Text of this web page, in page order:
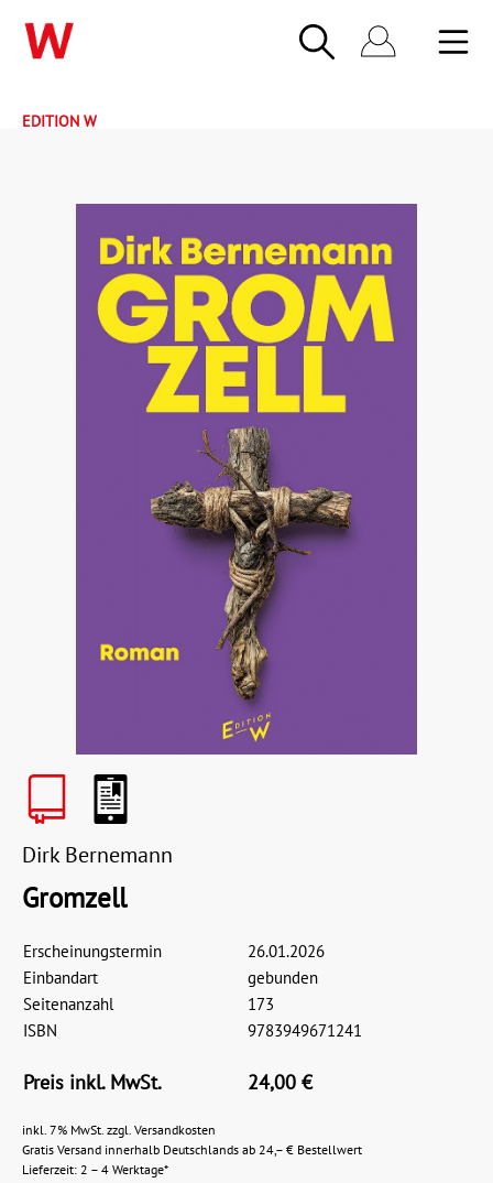
EDITION W
Dirk Bernemann
Gromzell
Erscheinungstermin
26.01.2026
Einbandart
gebunden
Seitenanzahl
173
ISBN
9783949671241
Preis inkl. MwSt. 24,00 €
inkl. 7% MwSt. zzgl. Versandkosten
Gratis Versand innerhalb Deutschlands ab 24,– € Bestellwert
Lieferzeit: 2 – 4 Werktage*